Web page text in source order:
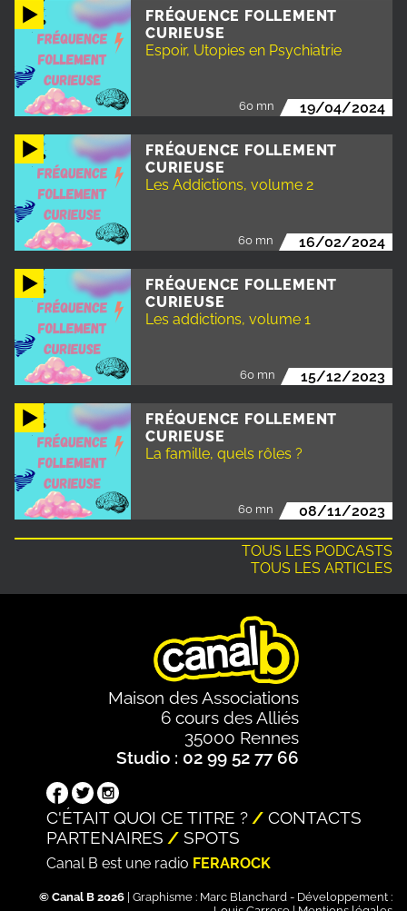
FRÉQUENCE FOLLEMENT
CURIEUSE
Espoir, Utopies en Psychiatrie
60 mn 19/04/2024
FRÉQUENCE FOLLEMENT
CURIEUSE
Les Addictions, volume 2
60 mn 16/02/2024
FRÉQUENCE FOLLEMENT
CURIEUSE
Les addictions, volume 1
60 mn 15/12/2023
FRÉQUENCE FOLLEMENT
CURIEUSE
La famille, quels rôles ?
60 mn 08/11/2023
TOUS LES PODCASTS
TOUS LES ARTICLES
Maison des Associations
6 cours des Alliés
35000 Rennes
Studio : 02 99 52 77 66
C'ÉTAIT QUOI CE TITRE ?
CONTACTS
PARTENAIRES
SPOTS
Canal B est une radio FERAROCK
© Canal B 2026 | Graphisme : Marc Blanchard - Développement :